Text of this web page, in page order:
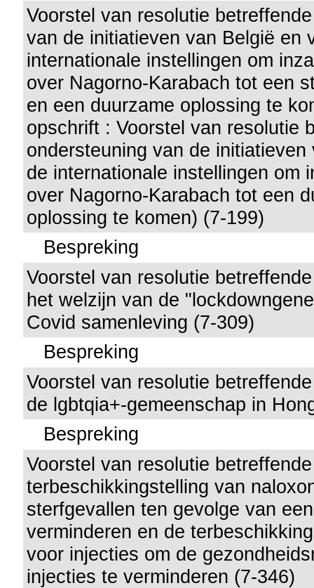
Voorstel van resolutie
van de initiatieven van België en
internationale instellingen om
over Nagorno-Karabach tot een
en een duurzame oplossing te
opschrift : Voorstel van resolutie
ondersteuning van de
de internationale instellingen om
over Nagorno-Karabach tot een
oplossing te komen) (7-199)
Bespreking
Voorstel van resolutie
het welzijn van de
Covid samenleving (7-309)
Bespreking
Voorstel van resolutie
de lgbtqia+-gemeenschap in
Bespreking
Voorstel van resolutie
terbeschikkingstelling van
sterfgevallen ten gevolge van
verminderen en de
voor injecties om de
injecties te verminderen (7-346)